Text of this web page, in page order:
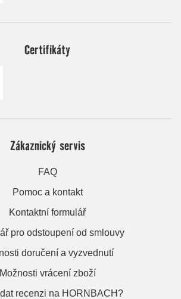
Certifikáty
Zákaznický servis
FAQ
Pomoc a kontakt
Kontaktní formulář
pro odstoupení od smlouvy
doručení a vyzvednutí
Možnosti vrácení zboží
recenzi na HORNBACH?